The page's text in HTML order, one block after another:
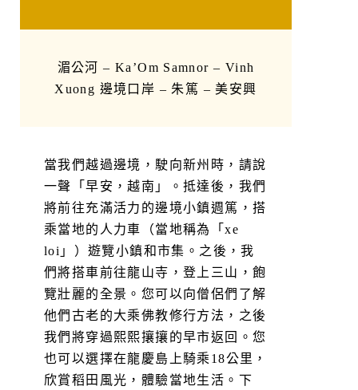
湄公河 – Ka’Om Samnor – Vinh
Xuong 邊境口岸 – 朱篤 – 美安興
當我們越過邊境，駛向新州時，請說
一聲「早安，越南」。抵達後，我們
將前往充滿活力的邊境小鎮週篤，搭
乘當地的人力車（當地稱為「xe
loi」）遊覽小鎮和市集。之後，我
們將搭車前往龍山寺，登上三山，飽
覽壯麗的全景。您可以向僧侶們了解
他們古老的大乘佛教修行方法，之後
我們將穿過熙熙攘攘的早市返回。您
也可以選擇在龍慶島上騎乘18公里，
欣賞稻田風光，體驗當地生活。下